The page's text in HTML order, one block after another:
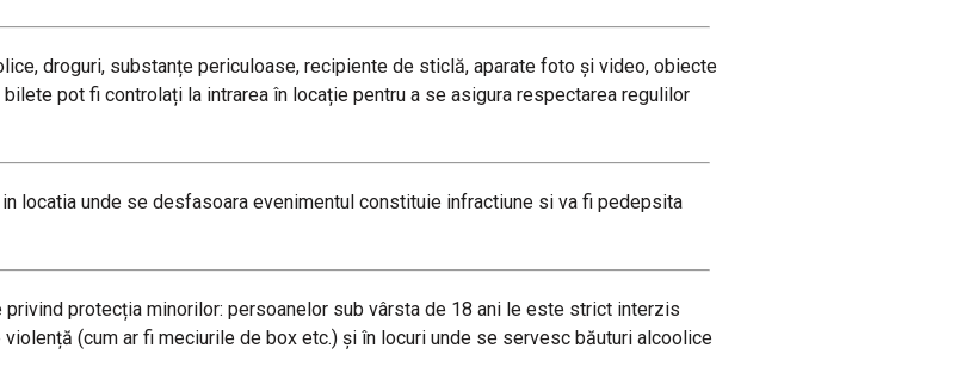
droguri, substanțe periculoase, recipiente de sticlă, aparate foto și video, obiecte
pot fi controlați la intrarea în locație pentru a se asigura respectarea regulilor
locatia unde se desfasoara evenimentul constituie infractiune si va fi pedepsita
protecția minorilor: persoanelor sub vârsta de 18 ani le este strict interzis
(cum ar fi meciurile de box etc.) și în locuri unde se servesc băuturi alcoolice